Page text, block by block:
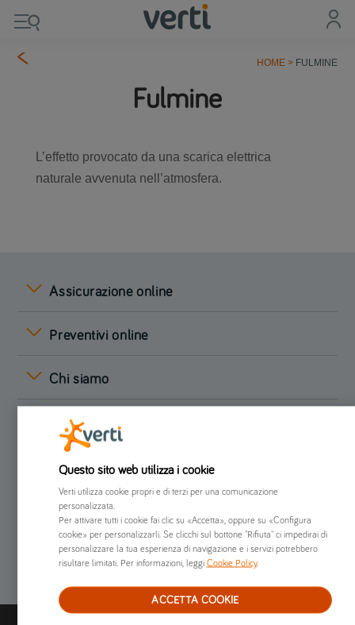
HOME> FULMINE
Fulmine
L’effetto provocato da una scarica elettrica
naturale avvenuta nell’atmosfera.
Assicurazione online
Preventivi online
Chi siamo
Già clienti
Altro
Questo sito web utilizza i cookie
Verti utilizza cookie propri e di terzi per una comunicazione
personalizzata.
Per attivare tutti i cookie fai clic su «Accetta», oppure su «Configura
cookie» per personalizzarli. Se clicchi sul bottone "Rifiuta" ci impedirai di
personalizzare la tua esperienza di navigazione e i servizi potrebbero
risultare limitati. Per informazioni, leggi Cookie Policy.
ACCETTA COOKIE